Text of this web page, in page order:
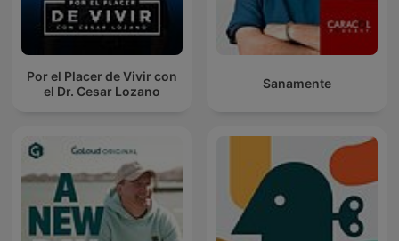
Por el Placer de Vivir con
el Dr. Cesar Lozano
Sanamente